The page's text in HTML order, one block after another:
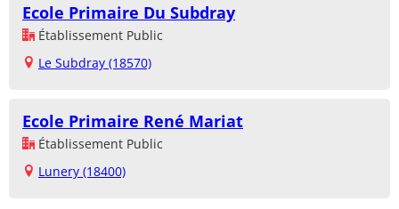
Ecole Primaire Du Subdray
Établissement Public
Le Subdray (18570)
Ecole Primaire René Mariat
Établissement Public
Lunery (18400)